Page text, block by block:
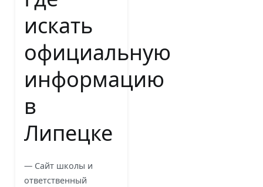
искать
официальную
информацию
в
Липецке
— Сайт школы и
ответственный